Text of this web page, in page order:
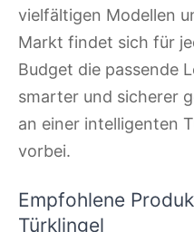
vielfältigen Modellen
Markt findet sich für
Budget die passende
smarter und sicherer
an einer intelligenten
vorbei.
Empfohlene
Türklingel